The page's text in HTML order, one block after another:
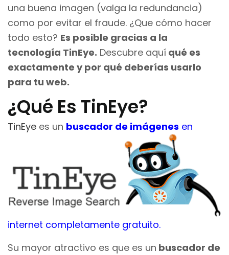
una buena imagen (valga la redundancia)
como por evitar el fraude. ¿Que cómo hacer
todo esto? Es posible gracias a la
tecnología TinEye. Descubre aquí qué es
exactamente y por qué deberías usarlo
para tu web.
¿Qué Es TinEye?
TinEye es un buscador de imágenes en
internet completamente gratuito.
Su mayor atractivo es que es un buscador de